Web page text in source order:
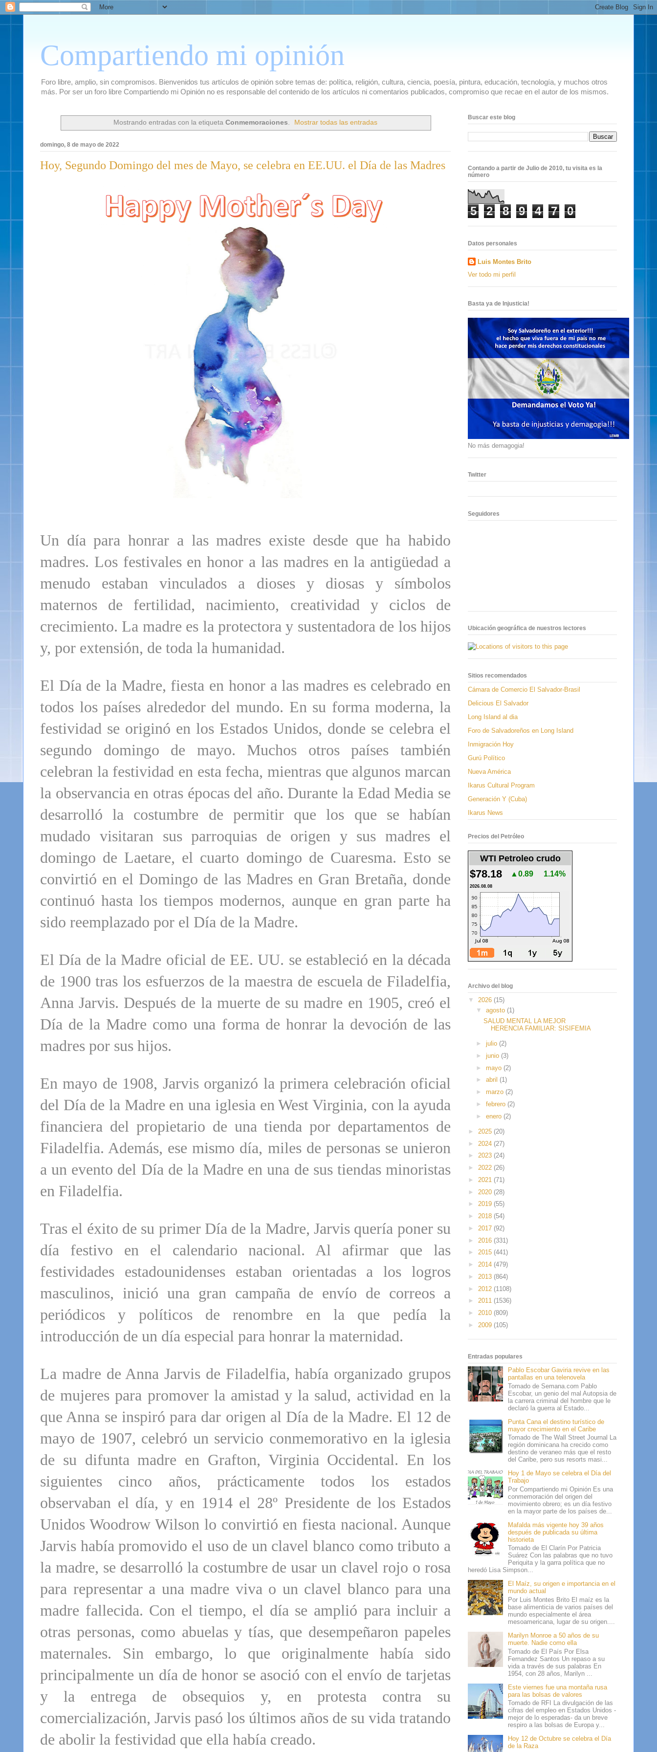
Compartiendo mi opinión
Foro libre, amplio, sin compromisos. Bienvenidos tus artículos de opinión sobre temas de: política, religión, cultura, ciencia, poesía, pintura, educación, tecnología, y muchos otros
más. Por ser un foro libre Compartiendo mi Opinión no es responsable del contenido de los artículos ni comentarios publicados, compromiso que recae en el autor de los mismos.
Mostrando entradas con la etiqueta Conmemoraciones. Mostrar todas las entradas
domingo, 8 de mayo de 2022
Hoy, Segundo Domingo del mes de Mayo, se celebra en EE.UU. el Día de las Madres
Un día para honrar a las madres existe desde que ha habido
madres. Los festivales en honor a las madres en la antigüedad a
menudo estaban vinculados a dioses y diosas y símbolos
maternos de fertilidad, nacimiento, creatividad y ciclos de
crecimiento. La madre es la protectora y sustentadora de los hijos
y, por extensión, de toda la humanidad.
El Día de la Madre, fiesta en honor a las madres es celebrado en
todos los países alrededor del mundo. En su forma moderna, la
festividad se originó en los Estados Unidos, donde se celebra el
segundo domingo de mayo. Muchos otros países también
celebran la festividad en esta fecha, mientras que algunos marcan
la observancia en otras épocas del año. Durante la Edad Media se
desarrolló la costumbre de permitir que los que se habían
mudado visitaran sus parroquias de origen y sus madres el
domingo de Laetare, el cuarto domingo de Cuaresma. Esto se
convirtió en el Domingo de las Madres en Gran Bretaña, donde
continuó hasta los tiempos modernos, aunque en gran parte ha
sido reemplazado por el Día de la Madre.
El Día de la Madre oficial de EE. UU. se estableció en la década
de 1900 tras los esfuerzos de la maestra de escuela de Filadelfia,
Anna Jarvis. Después de la muerte de su madre en 1905, creó el
Día de la Madre como una forma de honrar la devoción de las
madres por sus hijos.
En mayo de 1908, Jarvis organizó la primera celebración oficial
del Día de la Madre en una iglesia en West Virginia, con la ayuda
financiera del propietario de una tienda por departamentos de
Filadelfia. Además, ese mismo día, miles de personas se unieron
a un evento del Día de la Madre en una de sus tiendas minoristas
en Filadelfia.
Tras el éxito de su primer Día de la Madre, Jarvis quería poner su
día festivo en el calendario nacional. Al afirmar que las
festividades estadounidenses estaban orientadas a los logros
masculinos, inició una gran campaña de envío de correos a
periódicos y políticos de renombre en la que pedía la
introducción de un día especial para honrar la maternidad.
La madre de Anna Jarvis de Filadelfia, había organizado grupos
de mujeres para promover la amistad y la salud, actividad en la
que Anna se inspiró para dar origen al Día de la Madre. El 12 de
mayo de 1907, celebró un servicio conmemorativo en la iglesia
de su difunta madre en Grafton, Virginia Occidental. En los
siguientes cinco años, prácticamente todos los estados
observaban el día, y en 1914 el 28º Presidente de los Estados
Unidos Woodrow Wilson lo convirtió en fiesta nacional. Aunque
Jarvis había promovido el uso de un clavel blanco como tributo a
la madre, se desarrolló la costumbre de usar un clavel rojo o rosa
para representar a una madre viva o un clavel blanco para una
madre fallecida. Con el tiempo, el día se amplió para incluir a
otras personas, como abuelas y tías, que desempeñaron papeles
maternales. Sin embargo, lo que originalmente había sido
principalmente un día de honor se asoció con el envío de tarjetas
y la entrega de obsequios y, en protesta contra su
comercialización, Jarvis pasó los últimos años de su vida tratando
de abolir la festividad que ella había creado.
Buscar este blog
Contando a partir de Julio de 2010, tu visita es la
número
5 2 8 9 4 7 0
Datos personales
Luis Montes Brito
Ver todo mi perfil
Basta ya de Injusticia!
No más demagogia!
Twitter
Seguidores
Ubicación geográfica de nuestros lectores
Sitios recomendados
Cámara de Comercio El Salvador-Brasil
Delicious El Salvador
Long Island al dia
Foro de Salvadoreños en Long Island
Inmigración Hoy
Gurú Político
Nueva América
Ikarus Cultural Program
Generación Y (Cuba)
Ikarus News
Precios del Petróleo
WTI Petroleo crudo
$78.18 ▲0.89 1.14%
2026.08.08
Archivo del blog
▼ 2026 (15)
▼ agosto (1)
SALUD MENTAL LA MEJOR
HERENCIA FAMILIAR: SISIFEMIA
► julio (2)
► junio (3)
► mayo (2)
► abril (1)
► marzo (2)
► febrero (2)
► enero (2)
► 2025 (20)
► 2024 (27)
► 2023 (24)
► 2022 (26)
► 2021 (71)
► 2020 (28)
► 2019 (55)
► 2018 (54)
► 2017 (92)
► 2016 (331)
► 2015 (441)
► 2014 (479)
► 2013 (864)
► 2012 (1108)
► 2011 (1536)
► 2010 (809)
► 2009 (105)
Entradas populares
Pablo Escobar Gaviria revive en las
pantallas en una telenovela
Tomado de Semana.com Pablo
Escobar, un genio del mal Autopsia de
la carrera criminal del hombre que le
declaró la guerra al Estado...
Punta Cana el destino turístico de
mayor crecimiento en el Caribe
Tomado de The Wall Street Journal La
región dominicana ha crecido como
destino de veraneo más que el resto
del Caribe, pero sus resorts masi...
Hoy 1 de Mayo se celebra el Día del
Trabajo
Por Compartiendo mi Opinión Es una
conmemoración del origen del
movimiento obrero; es un día festivo
en la mayor parte de los países de...
Mafalda más vigente hoy 39 años
después de publicada su última
historieta
Tomado de El Clarín Por Patricia
Suárez Con las palabras que no tuvo
Periquita y la garra política que no
heredó Lisa Simpson...
El Maíz, su origen e importancia en el
mundo actual
Por Luis Montes Brito El maíz es la
base alimenticia de varios países del
mundo especialmente el área
mesoamericana, lugar de su origen....
Marilyn Monroe a 50 años de su
muerte. Nadie como ella
Tomado de El País Por Elsa
Fernandez Santos Un repaso a su
vida a través de sus palabras En
1954, con 28 años, Marilyn ...
Este viernes fue una montaña rusa
para las bolsas de valores
Tomado de RFI La divulgación de las
cifras del empleo en Estados Unidos -
mejor de lo esperadas- da un breve
respiro a las bolsas de Europa y...
Hoy 12 de Octubre se celebra el Día
de la Raza